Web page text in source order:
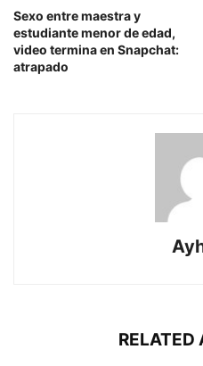
Sexo entre maestra y
estudiante menor de edad,
video termina en Snapchat:
atrapado
RELATED